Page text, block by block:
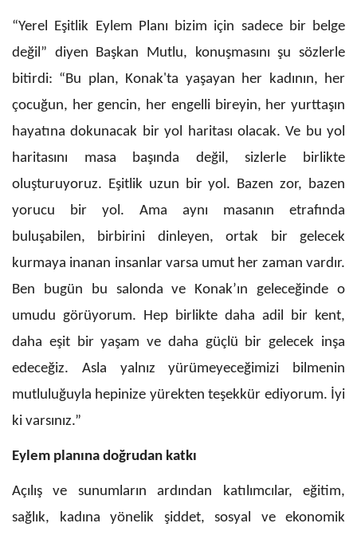
“Yerel Eşitlik Eylem Planı bizim için sadece bir belge
değil” diyen Başkan Mutlu, konuşmasını şu sözlerle
bitirdi: “Bu plan, Konak'ta yaşayan her kadının, her
çocuğun, her gencin, her engelli bireyin, her yurttaşın
hayatına dokunacak bir yol haritası olacak. Ve bu yol
haritasını masa başında değil, sizlerle birlikte
oluşturuyoruz. Eşitlik uzun bir yol. Bazen zor, bazen
yorucu bir yol. Ama aynı masanın etrafında
buluşabilen, birbirini dinleyen, ortak bir gelecek
kurmaya inanan insanlar varsa umut her zaman vardır.
Ben bugün bu salonda ve Konak’ın geleceğinde o
umudu görüyorum. Hep birlikte daha adil bir kent,
daha eşit bir yaşam ve daha güçlü bir gelecek inşa
edeceğiz. Asla yalnız yürümeyeceğimizi bilmenin
mutluluğuyla hepinize yürekten teşekkür ediyorum. İyi
ki varsınız.”
Eylem planına doğrudan katkı
Açılış ve sunumların ardından katılımcılar, eğitim,
sağlık, kadına yönelik şiddet, sosyal ve ekonomik